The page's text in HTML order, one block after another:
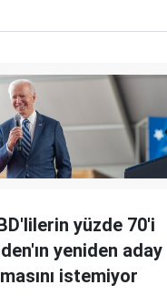
yüzde 70'i
yeniden aday
istemiyor